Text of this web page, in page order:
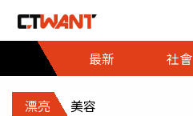
最新
社會
漂亮 美容